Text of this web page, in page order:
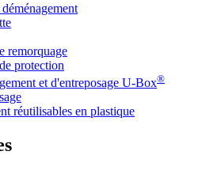
remorquage
protection
et d'entreposage U-Box®
réutilisables en plastique